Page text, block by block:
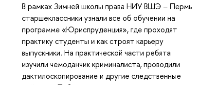
В рамках Зимней школы права НИУ ВШЭ – Пермь
старшеклассники узнали все об обучении на
программе «Юриспруденция», где проходят
практику студенты и как строят карьеру
выпускники. На практической части ребята
изучили чемоданчик криминалиста, проводили
дактилоскопирование и другие следственные